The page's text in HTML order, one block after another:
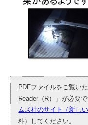
PDFファイルをご覧い
Reader（R）」が必要
ムズ社のサイト（新し
料）してください。